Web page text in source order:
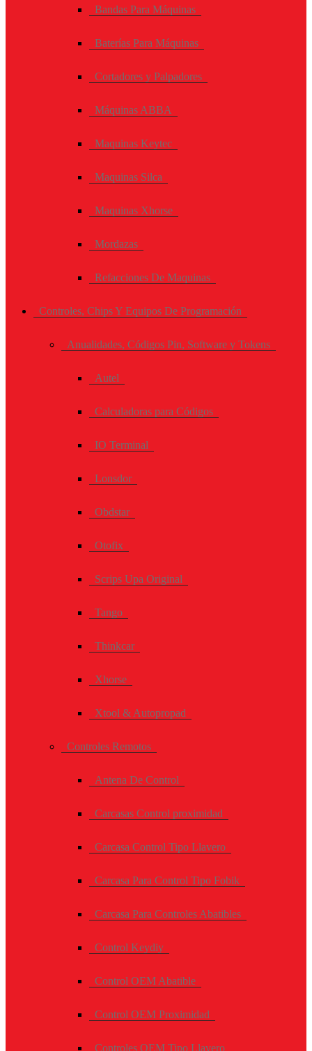
Bandas Para Máquinas
Baterías Para Máquinas
Cortadores y Palpadores
Máquinas ABBA
Maquinas Keytec
Maquinas Silca
Maquinas Xhorse
Mordazas
Refacciones De Maquinas
Controles, Chips Y Equipos De Programación
Anualidades, Códigos Pin, Software y Tokens
Autel
Calculadoras para Códigos
IO Terminal
Lonsdor
Obdstar
Otofix
Scrips Upa Original
Tango
Thinkcar
Xhorse
Xtool & Autopropad
Controles Remotos
Antena De Control
Carcasas Control proximidad
Carcasa Control Tipo Llavero
Carcasa Para Control Tipo Fobik
Carcasa Para Controles Abatibles
Control Keydiy
Control OEM Abatible
Control OEM Proximidad
Controles OEM Tipo Llavero